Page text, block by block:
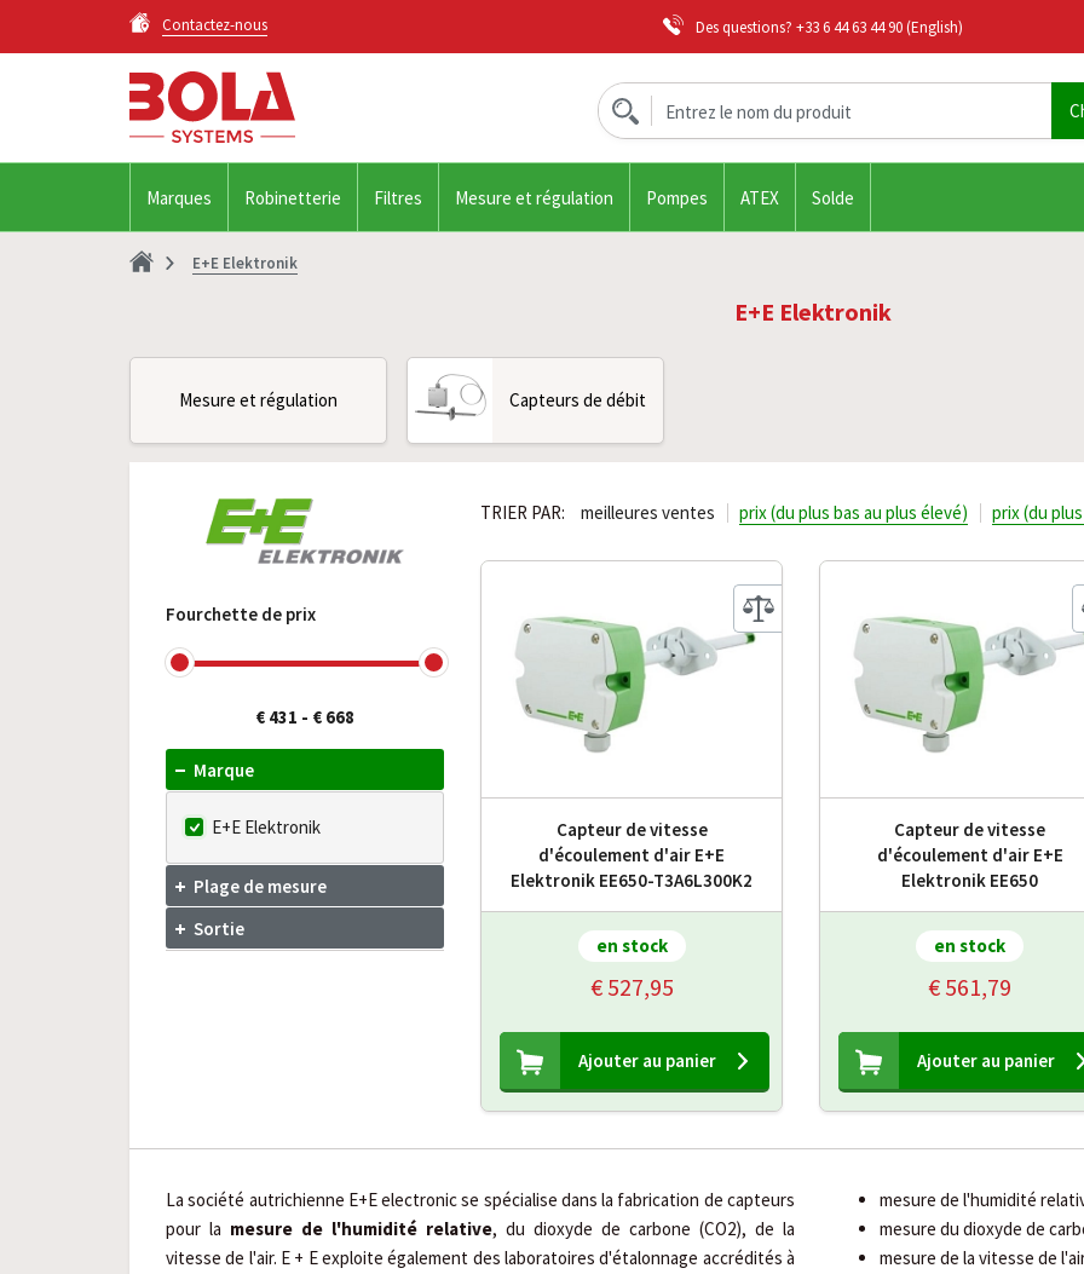
Contactez-nous Des questions? +33 6 44 63 44 90(English)
Marques Robinetterie Filtres Mesure et régulation Pompes ATEX Solde
E+E Elektronik
E+E Elektronik
Mesure et régulation Capteurs de débit
Fourchette de prix
€ 431 - € 668
Marque
E+E Elektronik
Plage de mesure
Sortie
TRIER PAR: meilleures ventes prix (du plus bas au plus élevé) prix (du
Capteur de vitesse
d'écoulement d'air E+E
Elektronik EE650-T3A6L300K2
en stock
€ 527,95
Ajouter au panier
Capteur de vitesse
d'écoulement d'air E+E
Elektronik EE650
en stock
€ 561,79
Ajouter au panier
La société autrichienne E+E electronic se spécialise dans la fabrication de capteurs
pour la mesure de l'humidité relative, du dioxyde de carbone (CO2), de la
vitesse de l'air. E + E exploite également des laboratoires d'étalonnage accrédités à
mesure de l'humidité
mesure du dioxyde de
mesure de la vitesse de